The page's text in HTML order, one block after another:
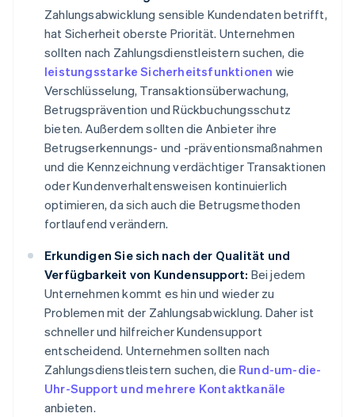
Zahlungsabwicklung sensible Kundendaten betrifft,
hat Sicherheit oberste Priorität. Unternehmen
sollten nach Zahlungsdienstleistern suchen, die
leistungsstarke Sicherheitsfunktionen wie
Verschlüsselung, Transaktionsüberwachung,
Betrugsprävention und Rückbuchungsschutz
bieten. Außerdem sollten die Anbieter ihre
Betrugserkennungs- und -präventionsmaßnahmen
und die Kennzeichnung verdächtiger Transaktionen
oder Kundenverhaltensweisen kontinuierlich
optimieren, da sich auch die Betrugsmethoden
fortlaufend verändern.
Erkundigen Sie sich nach der Qualität und
Verfügbarkeit von Kundensupport: Bei jedem
Unternehmen kommt es hin und wieder zu
Problemen mit der Zahlungsabwicklung. Daher ist
schneller und hilfreicher Kundensupport
entscheidend. Unternehmen sollten nach
Zahlungsdienstleistern suchen, die Rund-um-die-
Uhr-Support und mehrere Kontaktkanäle
anbieten.